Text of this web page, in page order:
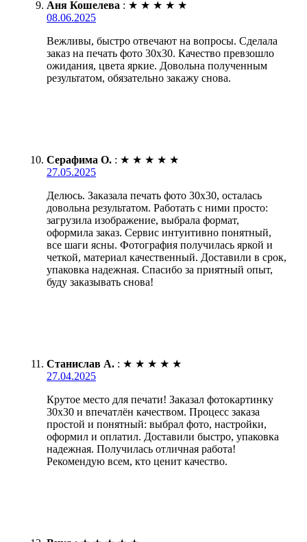
Аня Кошелева : ★ ★ ★ ★ ★
08.06.2025
Вежливы, быстро отвечают на вопросы. Сделала
заказ на печать фото 30х30. Качество превзошло
ожидания, цвета яркие. Довольна полученным
результатом, обязательно закажу снова.
Серафима О. : ★ ★ ★ ★ ★
27.05.2025
Делюсь. Заказала печать фото 30х30, осталась
довольна результатом. Работать с ними просто:
загрузила изображение, выбрала формат,
оформила заказ. Сервис интуитивно понятный,
все шаги ясны. Фотография получилась яркой и
четкой, материал качественный. Доставили в срок,
упаковка надежная. Спасибо за приятный опыт,
буду заказывать снова!
Станислав А. : ★ ★ ★ ★ ★
27.04.2025
Крутое место для печати! Заказал фотокартинку
30х30 и впечатлён качеством. Процесс заказа
простой и понятный: выбрал фото, настройки,
оформил и оплатил. Доставили быстро, упаковка
надежная. Получилась отличная работа!
Рекомендую всем, кто ценит качество.